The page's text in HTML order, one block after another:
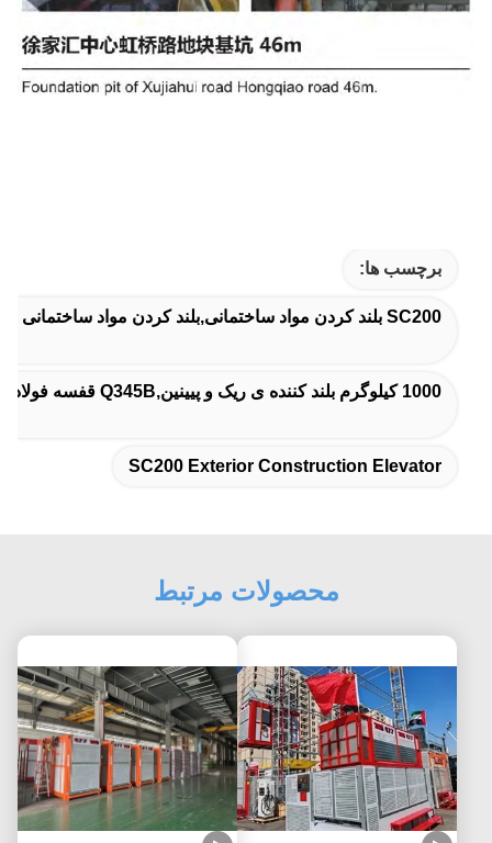
برچسب ها:
SC200 بلند کردن مواد ساختمانی,بلند کردن مواد ساختمانی با یک استیل,آسانسور ساختمانی خارجی SC200
1000 کیلوگرم بلند کننده ی ریک و پیینین,Q345B قفسه فولادی و هیولای چرخ دار,1000 کیلوگرم مواد بلند
SC200 Exterior Construction Elevator
محصولات مرتبط